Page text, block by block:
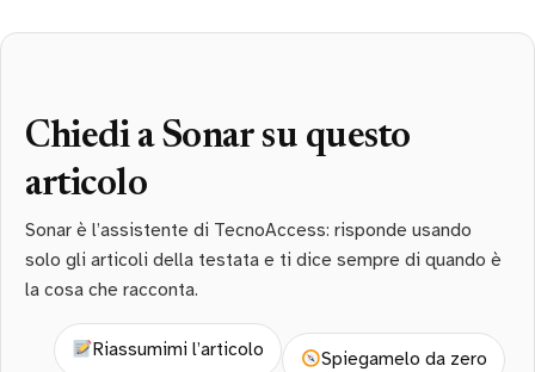
Chiedi a Sonar su questo
articolo
Sonar è l’assistente di TecnoAccess: risponde usando
solo gli articoli della testata e ti dice sempre di quando è
la cosa che racconta.
Riassumimi l’articolo Spiegamelo da zero